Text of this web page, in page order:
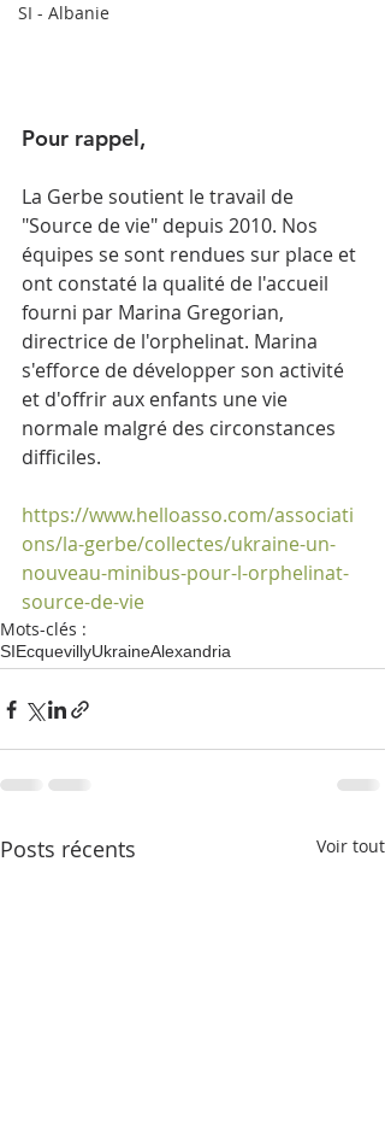
SI - Albanie
Pour rappel,
La Gerbe soutient le travail de
"Source de vie" depuis 2010. Nos
équipes se sont rendues sur place et
ont constaté la qualité de l'accueil
fourni par Marina Gregorian,
directrice de l'orphelinat. Marina
s'efforce de développer son activité
et d'offrir aux enfants une vie
normale malgré des circonstances
difficiles.
https://www.helloasso.com/associati
ons/la-gerbe/collectes/ukraine-un-
nouveau-minibus-pour-l-orphelinat-
source-de-vie
Mots-clés :
SIEcquevillyUkraineAlexandria
Posts récents Voir tout